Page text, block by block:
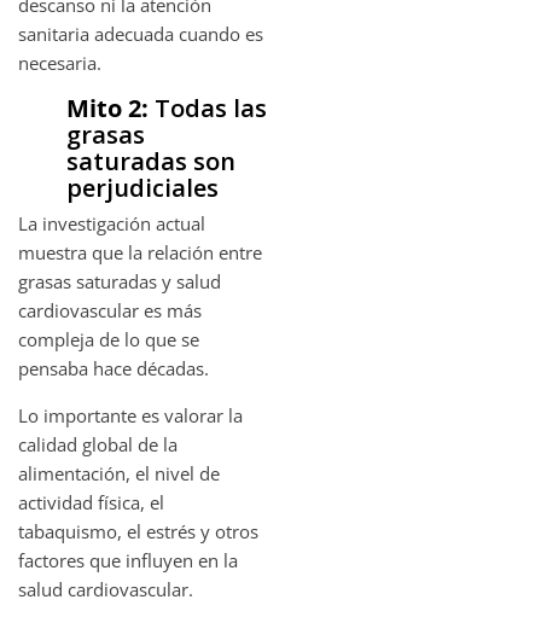
descanso ni la atención
sanitaria adecuada cuando es
necesaria.
Mito 2: Todas las
grasas
saturadas son
perjudiciales
La investigación actual
muestra que la relación entre
grasas saturadas y salud
cardiovascular es más
compleja de lo que se
pensaba hace décadas.
Lo importante es valorar la
calidad global de la
alimentación, el nivel de
actividad física, el
tabaquismo, el estrés y otros
factores que influyen en la
salud cardiovascular.